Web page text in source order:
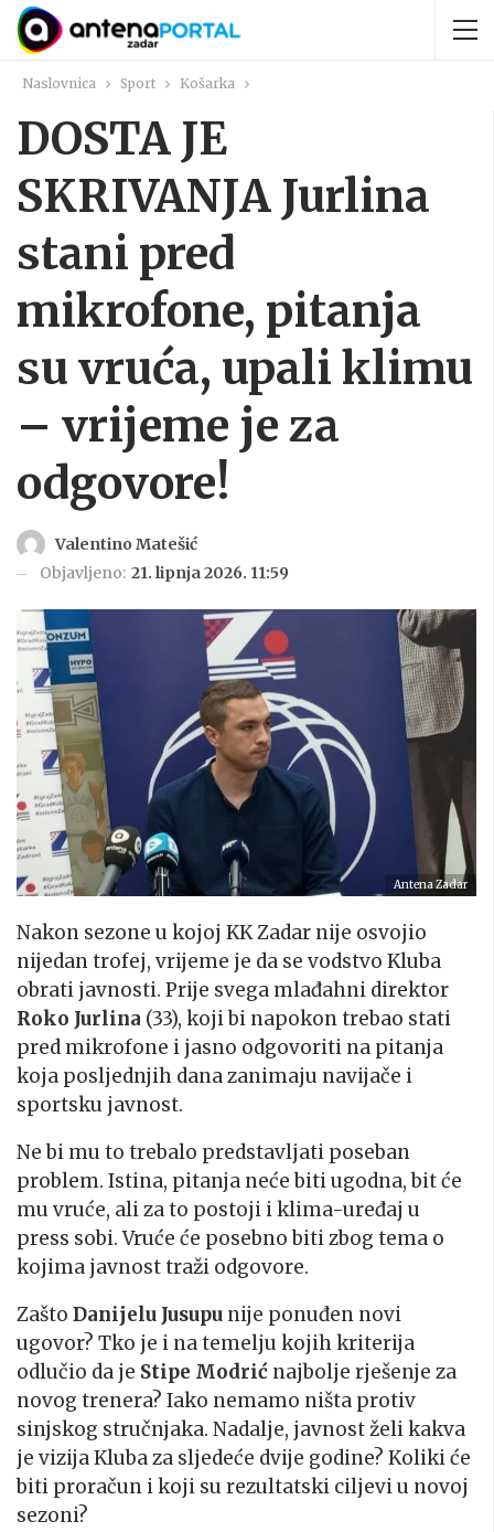
Naslovnica Sport Košarka
DOSTA JE
SKRIVANJA Jurlina
stani pred
mikrofone, pitanja
su vruća, upali klimu
– vrijeme je za
odgovore!
Valentino Matešić
Objavljeno: 21. lipnja 2026. 11:59
Antena Zadar
Nakon sezone u kojoj KK Zadar nije osvojio
nijedan trofej, vrijeme je da se vodstvo Kluba
obrati javnosti. Prije svega mlađahni direktor
Roko Jurlina (33), koji bi napokon trebao stati
pred mikrofone i jasno odgovoriti na pitanja
koja posljednjih dana zanimaju navijače i
sportsku javnost.
Ne bi mu to trebalo predstavljati poseban
problem. Istina, pitanja neće biti ugodna, bit će
mu vruće, ali za to postoji i klima-uređaj u
press sobi. Vruće će posebno biti zbog tema o
kojima javnost traži odgovore.
Zašto Danijelu Jusupu nije ponuđen novi
ugovor? Tko je i na temelju kojih kriterija
odlučio da je Stipe Modrić najbolje rješenje za
novog trenera? Iako nemamo ništa protiv
sinjskog stručnjaka. Nadalje, javnost želi kakva
je vizija Kluba za sljedeće dvije godine? Koliki će
biti proračun i koji su rezultatski ciljevi u novoj
sezoni?